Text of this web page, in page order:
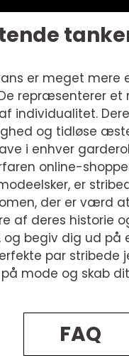
er meget mere
repræsenterer et
individualitet.
og tidløse
i enhver
online-
er
der er værd at
af deres historie
og begiv dig ud på
par stribede
mode og skab
FAQ